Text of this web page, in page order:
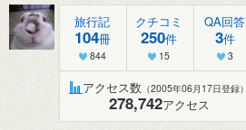
旅行記
104冊
844
クチコミ
250件
15
QA回答
3件
3
アクセス数 （2005年06月17日登録）
278,742アクセス